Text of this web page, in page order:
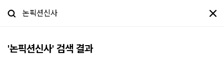
'논픽션신사' 검색 결과